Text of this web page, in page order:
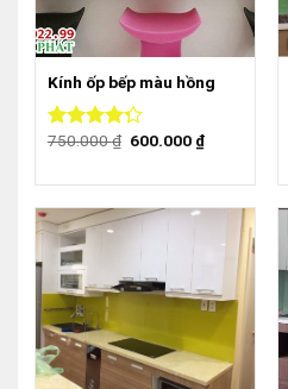
Kính ốp bếp màu hồng
Được xếp
750.000₫ 600.000 ₫